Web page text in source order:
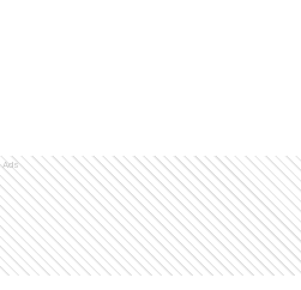
Ads